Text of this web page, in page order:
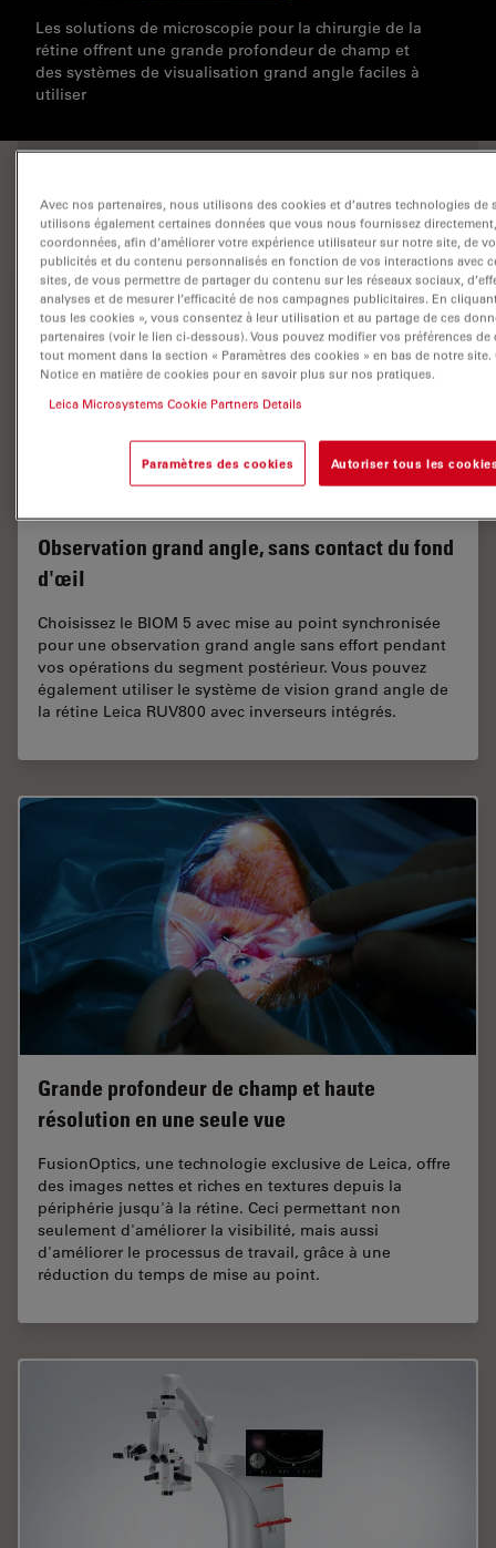
Les solutions de microscopie pour la chirurgie de la
rétine offrent une grande profondeur de champ et
des systèmes de visualisation grand angle faciles à
utiliser
RÉTINE
Observation grand angle, sans contact du fond
d'œil
Choisissez le BIOM 5 avec mise au point synchronisée
pour une observation grand angle sans effort pendant
vos opérations du segment postérieur. Vous pouvez
également utiliser le système de vision grand angle de
la rétine Leica RUV800 avec inverseurs intégrés.
Grande profondeur de champ et haute
résolution en une seule vue
FusionOptics, une technologie exclusive de Leica, offre
des images nettes et riches en textures depuis la
périphérie jusqu'à la rétine. Ceci permettant non
seulement d'améliorer la visibilité, mais aussi
d'améliorer le processus de travail, grâce à une
réduction du temps de mise au point.
Avec nos partenaires, nous utilisons des cookies et d’autres technologies de
utilisons également certaines données que vous nous fournissez
coordonnées, afin d’améliorer votre expérience utilisateur sur notre site, de
publicités et du contenu personnalisés en fonction de vos interactions avec
sites, de vous permettre de partager du contenu sur les réseaux sociaux,
analyses et de mesurer l’efficacité de nos campagnes publicitaires. En
tous les cookies », vous consentez à leur utilisation et au partage de ces
partenaires (voir le lien ci-dessous). Vous pouvez modifier vos préférences
tout moment dans la section « Paramètres des cookies » en bas de notre
Notice en matière de cookies pour en savoir plus sur nos pratiques.
Leica Microsystems Cookie Partners Details
Paramètres des cookies Autoriser tous les